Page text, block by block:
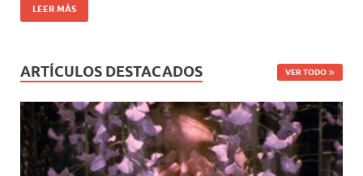
LEER MÁS
ARTÍCULOS DESTACADOS VER TODO